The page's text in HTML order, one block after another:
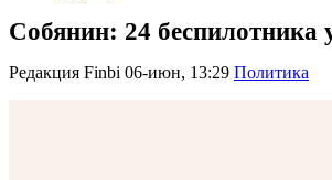
Собянин: 24
Редакция Finbi 06-июн, 13:29 Политика